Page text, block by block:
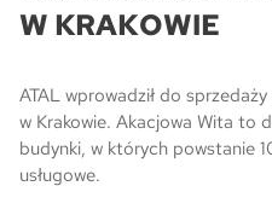
W KRAKOWIE
ATAL wprowadził do
w Krakowie. Akacjowa Wita to
budynki, w których powstanie
usługowe.
ATAL Ville przy
Program Poleceń
Polecaj i zyskaj nawet